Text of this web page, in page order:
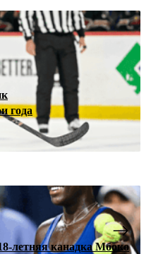
года
летняя канадка Мбоко